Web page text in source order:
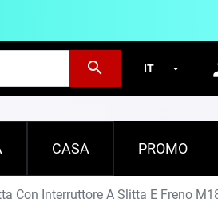
search
CASA PROMO
Con Interruttore A Slitta E Freno